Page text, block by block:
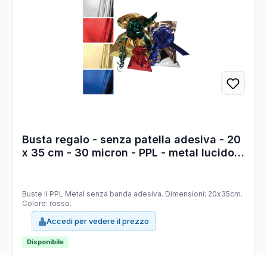
Busta regalo - senza patella adesiva - 20
x 35 cm - 30 micron - PPL - metal lucido -
Buste il PPL Metal senza banda adesiva. Dimensioni: 20x35cm.
Colore: rosso.
Accedi per vedere il prezzo
Disponibile